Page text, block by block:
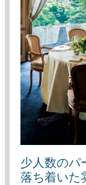
少人数のパ
落ち着いた